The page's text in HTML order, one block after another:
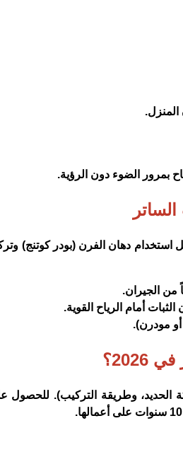
المنزل.
بمرور الضوء دون الرؤية.
استخدام دهان الفرن (بودر كوتنج)
من الجيران.
أمام الرياح القوية.
مودرن).
الحديد، وطريقة التركيب). للحصول